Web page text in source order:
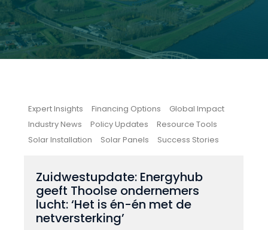
Expert Insights Financing Options
Global Impact
Industry News
Policy Updates
Resource Tools
Solar Installation
Solar Panels Success Stories
Zuidwestupdate: Energyhub
geeft Thoolse ondernemers
lucht: ‘Het is én-én met de
netversterking’